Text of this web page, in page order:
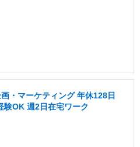
・マーケティング 年休128日
験OK 週2日在宅ワーク